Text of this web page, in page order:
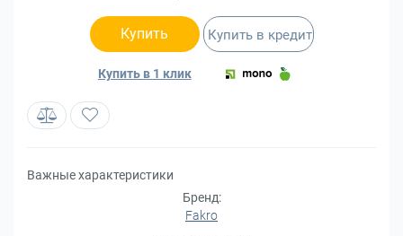
Купить
Купить в 1 клик
Купить в кредит
Важные характеристики
Бренд:
Fakro